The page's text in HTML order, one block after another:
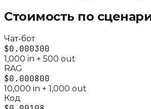
Стоимость по
Чат-бот
$0.000300
1,000 in + 500 out
RAG
$0.000800
10,000 in + 1,000 out
Код